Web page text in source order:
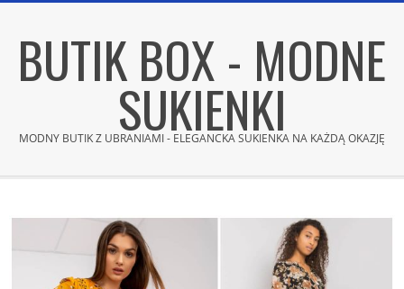
contentBUTIK BOX - MODNE
SUKIENKI
MODNY BUTIK Z UBRANIAMI - ELEGANCKA SUKIENKA NA KAŻDĄ OKAZJĘ